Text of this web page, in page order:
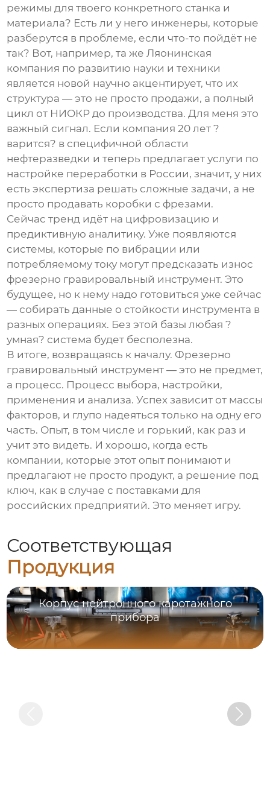
режимы для твоего конкретного станка и
материала? Есть ли у него инженеры, которые
разберутся в проблеме, если что-то пойдёт не
так? Вот, например, та жеЛяонинская
компания по развитию науки и техники
является новой научно акцентирует, что их
структура — это не просто продажи, а полный
цикл от НИОКР до производства. Для меня это
важный сигнал. Если компания 20 лет ?
варится? в специфичной области
нефтеразведки и теперь предлагает услуги по
настройке переработки в России, значит, у них
есть экспертиза решать сложные задачи, а не
просто продавать коробки с фрезами.
Сейчас тренд идёт на цифровизацию и
предиктивную аналитику. Уже появляются
системы, которые по вибрации или
потребляемому току могут предсказать износ
фрезерно гравировальный инструмент. Это
будущее, но к нему надо готовиться уже сейчас
— собирать данные о стойкости инструмента в
разных операциях. Без этой базы любая ?
умная? система будет бесполезна.
В итоге, возвращаясь к началу. Фрезерно
гравировальный инструмент — это не предмет,
а процесс. Процесс выбора, настройки,
применения и анализа. Успех зависит от массы
факторов, и глупо надеяться только на одну его
часть. Опыт, в том числе и горький, как раз и
учит это видеть. И хорошо, когда есть
компании, которые этот опыт понимают и
предлагают не просто продукт, а решение под
ключ, как в случае с поставками для
российских предприятий. Это меняет игру.
Соответствующая
Продукция
Корпус нейтронного каротажного
прибора